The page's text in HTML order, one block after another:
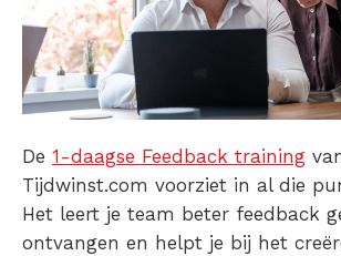
De 1-daagse Feedback training
Tijdwinst.com voorziet in al die
Het leert je team beter feedback
ontvangen en helpt je bij het